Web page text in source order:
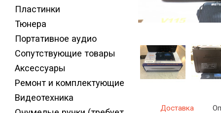
Пластинки
Тюнера
Портативное аудио
Сопутствующие товары
Аксессуары
Ремонт и комплектующие
Видеотехника
Доставка